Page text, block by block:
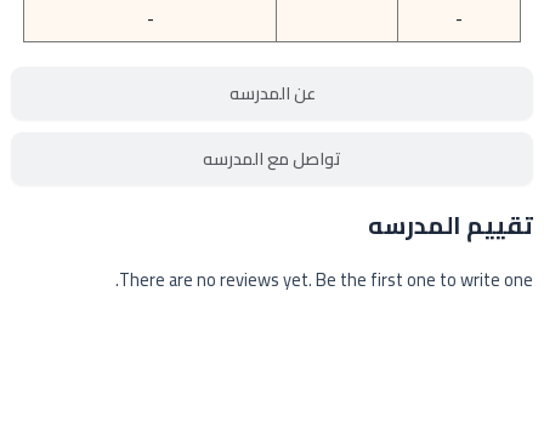
عن المدرسه
تواصل مع المدرسه
-
-
تقييم المدرسه
There are no reviews yet. Be the first one to write one.